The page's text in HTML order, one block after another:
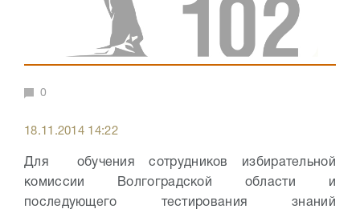
0
18.11.2014 14:22
Для обучения сотрудников избирательной
комиссии Волгоградской области и
последующего тестирования знаний